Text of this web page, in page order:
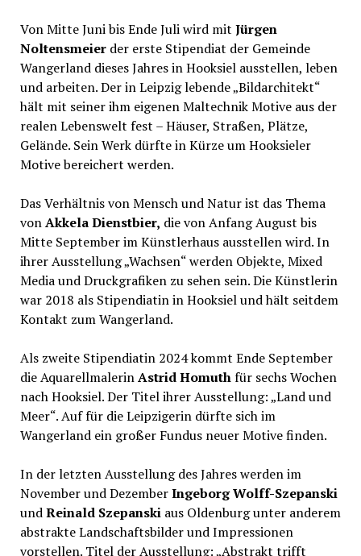
Von Mitte Juni bis Ende Juli wird mit Jürgen
Noltensmeierder erste Stipendiat der Gemeinde
Wangerland dieses Jahres in Hooksiel ausstellen, leben
und arbeiten. Der in Leipzig lebende „Bildarchitekt“
hält mit seiner ihm eigenen Maltechnik Motive aus der
realen Lebenswelt fest – Häuser, Straßen, Plätze,
Gelände. Sein Werk dürfte in Kürze um Hooksieler
Motive bereichert werden.
Das Verhältnis von Mensch und Natur ist das Thema
vonAkkela Dienstbier, die von Anfang August bis
Mitte September im Künstlerhaus ausstellen wird. In
ihrer Ausstellung „Wachsen“ werden Objekte, Mixed
Media und Druckgrafiken zu sehen sein. Die Künstlerin
war 2018 als Stipendiatin in Hooksiel und hält seitdem
Kontakt zum Wangerland.
Als zweite Stipendiatin 2024 kommt Ende September
die AquarellmalerinAstrid Homuthfür sechs Wochen
nach Hooksiel. Der Titel ihrer Ausstellung: „Land und
Meer“. Auf für die Leipzigerin dürfte sich im
Wangerland ein großer Fundus neuer Motive finden.
In der letzten Ausstellung des Jahres werden im
November und DezemberIngeborg Wolff-Szepanski
undReinald Szepanskiaus Oldenburg unter anderem
abstrakte Landschaftsbilder und Impressionen
vorstellen. Titel der Ausstellung: „Abstrakt trifft